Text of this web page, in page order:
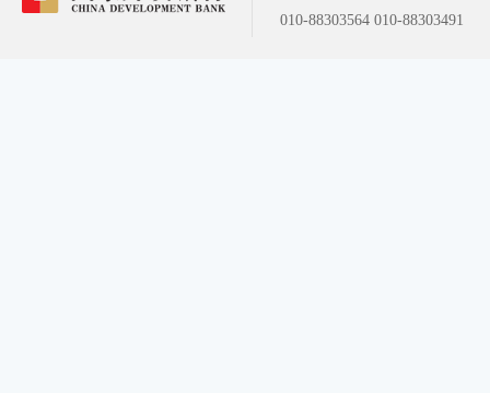
010-88303564 010-88303491